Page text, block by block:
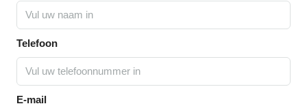
Telefoon
E-mail